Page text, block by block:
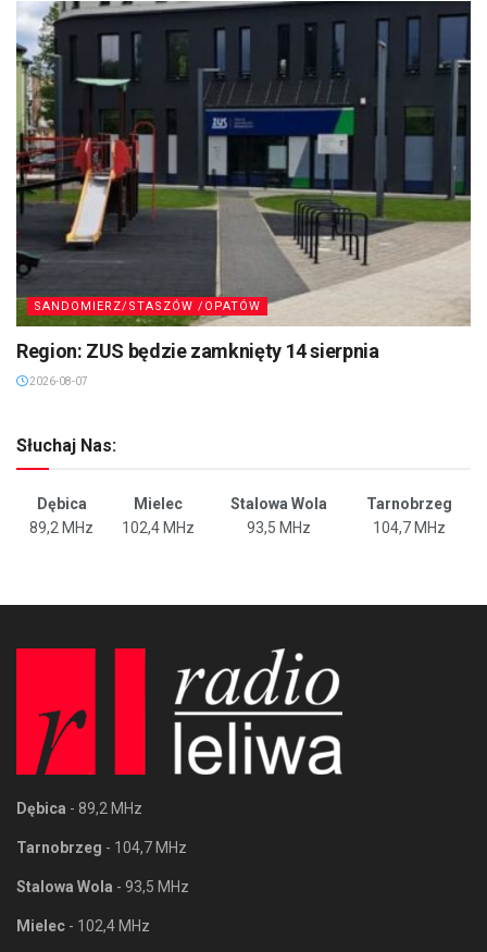
SANDOMIERZ/STASZÓW /OPATÓW
Region: ZUS będzie zamknięty 14 sierpnia
2026-08-07
Słuchaj Nas:
Dębica Mielec Stalowa Wola
Tarnobrzeg
89,2 MHz
102,4 MHz 93,5 MHz 104,7 MHz
Dębica - 89,2 MHz
Tarnobrzeg - 104,7 MHz
Stalowa Wola - 93,5 MHz
Mielec - 102,4 MHz